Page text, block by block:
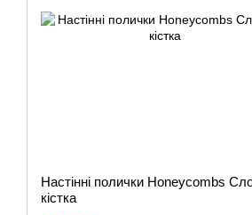
Настінні полички Honeycombs
кістка